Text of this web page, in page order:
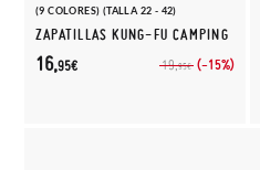
(9 COLORES) (TALLA 22 - 42)
ZAPATILLAS KUNG-FU CAMPING
19,95€ (-15%)
16,95€